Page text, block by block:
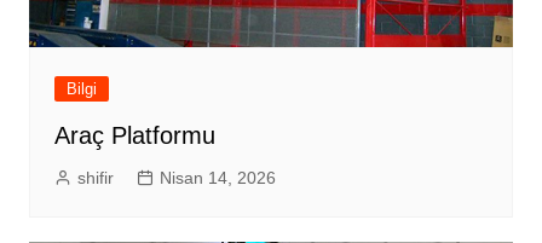
Bilgi
Araç Platformu
shifir Nisan 14, 2026